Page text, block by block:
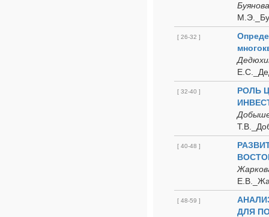
[ 26-32 ]
[ 32-40 ]
РОЛЬ
[ 40-48 ]
[ 48-59 ]
ДЛЯ